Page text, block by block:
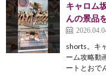
キャロム
んの景品
shorts。キ
ーム攻略動
ートとおで